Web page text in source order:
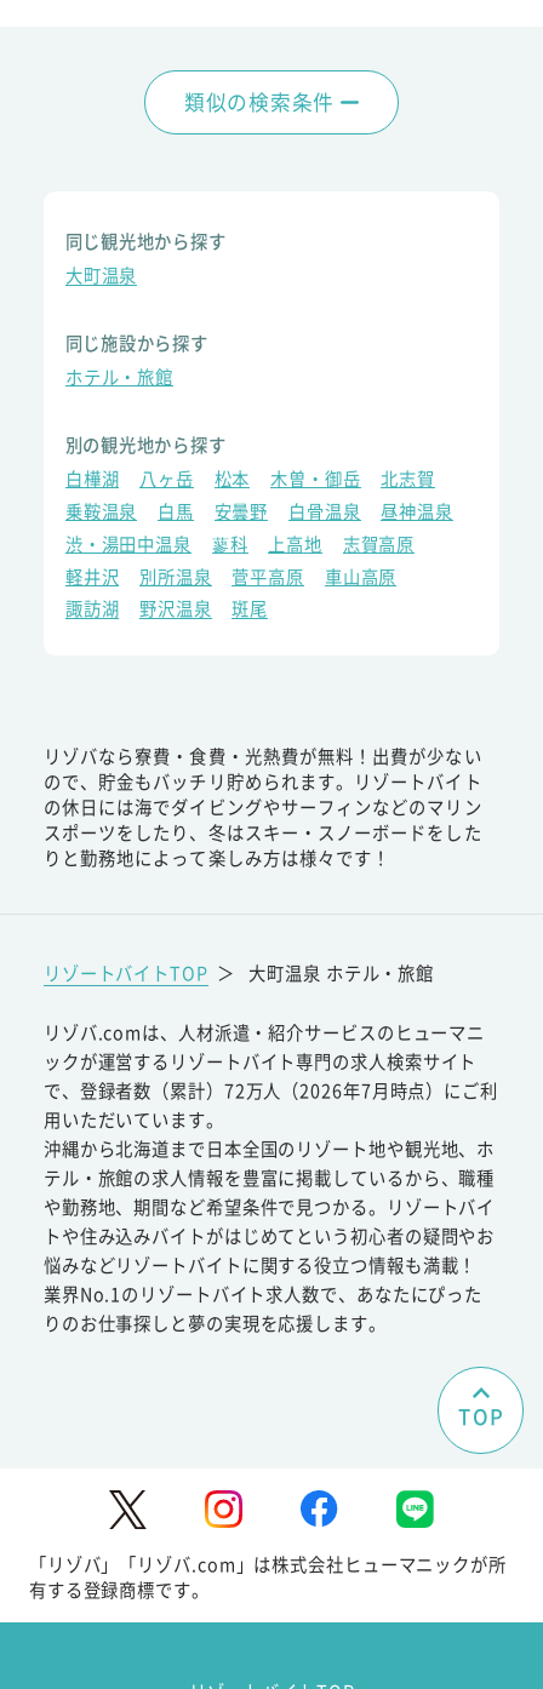
類似の検索条件
同じ観光地から探す
大町温泉
同じ施設から探す
ホテル・旅館
別の観光地から探す
白樺湖
八ヶ岳 松本 木曽・御岳
北志賀
乗鞍温泉
白馬 安曇野 白骨温泉
昼神温泉
渋・湯田中温泉
蓼科 上高地
志賀高原
軽井沢
別所温泉 菅平高原
車山高原
諏訪湖
野沢温泉 斑尾
リゾバなら寮費・食費・光熱費が無料！出費が少ない
ので、貯金もバッチリ貯められます。リゾートバイト
の休日には海でダイビングやサーフィンなどのマリン
スポーツをしたり、冬はスキー・スノーボードをした
りと勤務地によって楽しみ方は様々です！
リゾートバイトTOP ＞ 大町温泉 ホテル・旅館
リゾバ.comは、人材派遣・紹介サービスのヒューマニ
ックが運営するリゾートバイト専門の求人検索サイト
で、登録者数（累計）72万人（2026年7月時点）にご利
用いただいています。
沖縄から北海道まで日本全国のリゾート地や観光地、ホ
テル・旅館の求人情報を豊富に掲載しているから、職種
や勤務地、期間など希望条件で見つかる。リゾートバイ
トや住み込みバイトがはじめてという初心者の疑問やお
悩みなどリゾートバイトに関する役立つ情報も満載！
業界No.1のリゾートバイト求人数で、あなたにぴった
りのお仕事探しと夢の実現を応援します。
TOP
「リゾバ」「リゾバ.com」は株式会社ヒューマニックが所
有する登録商標です。